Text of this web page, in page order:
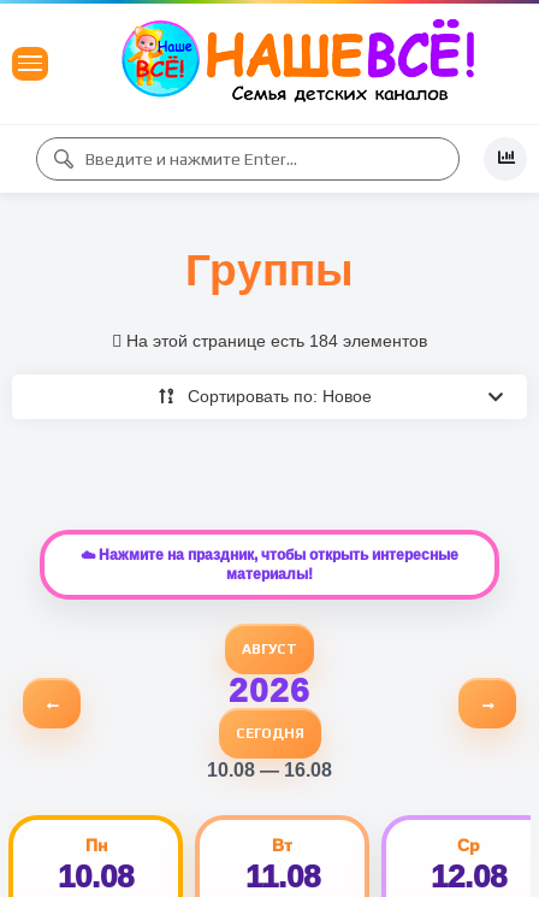
Группы
Сортировать по: Новое
На этой странице есть 184 элементов
☁️ Нажмите на праздник, чтобы открыть интересные
материалы!
←
АВГУСТ
2026
СЕГОДНЯ
10.08 — 16.08
→
Пн
10.08
Вт
11.08
Ср
12.08